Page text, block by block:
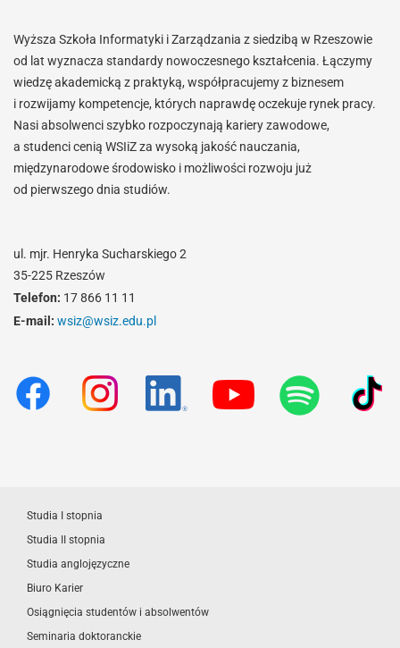
Wyższa Szkoła Informatyki i Zarządzania z siedzibą w Rzeszowie
od lat wyznacza standardy nowoczesnego kształcenia. Łączymy
wiedzę akademicką z praktyką, współpracujemy z biznesem
i rozwijamy kompetencje, których naprawdę oczekuje rynek pracy.
Nasi absolwenci szybko rozpoczynają kariery zawodowe,
a studenci cenią WSIiZ za wysoką jakość nauczania,
międzynarodowe środowisko i możliwości rozwoju już
od pierwszego dnia studiów.
ul. mjr. Henryka Sucharskiego 2
35-225 Rzeszów
Telefon: 17 866 11 11
E-mail: wsiz@wsiz.edu.pl
Studia I stopnia
Studia II stopnia
Studia anglojęzyczne
Biuro Karier
Osiągnięcia studentów i absolwentów
Seminaria doktoranckie